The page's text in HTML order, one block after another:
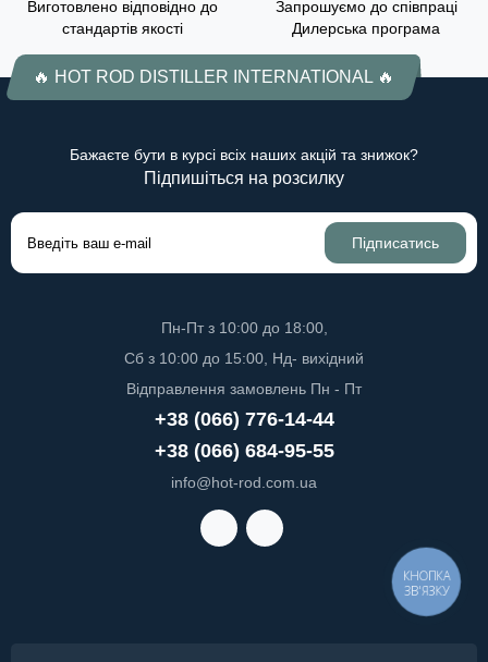
Виготовлено відповідно до
стандартів якості
Запрошуємо до співпраці
Дилерська програма
🔥 HOT ROD DISTILLER INTERNATIONAL 🔥
Бажаєте бути в курсі всіх наших акцій та знижок?
Підпишіться на розсилку
Підписатись
Пн-Пт з 10:00 до 18:00,
Сб з 10:00 до 15:00, Нд- вихідний
Відправлення замовлень Пн - Пт
+38 (066) 776-14-44
+38 (066) 684-95-55
info@hot-rod.com.ua
КНОПКА
ЗВ'ЯЗКУ